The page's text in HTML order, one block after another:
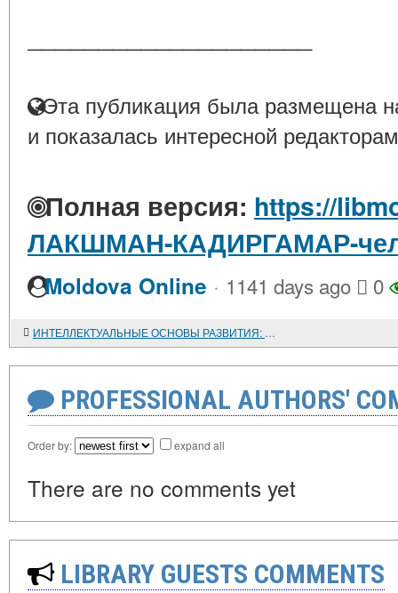
Эта публикация была размещена
и показалась интересной
Полная версия: https://
ЛАКШМАН-КАДИРГАМАР-
Moldova Online · 1141 days ago 0
ИНТЕЛЛЕКТУАЛЬНЫЕ ОСНОВЫ РАЗВИТИЯ: ПОВЕСТКА ДНЯ ДЛЯ СУБСАХАРСКОЙ АФРИКИ
PROFESSIONAL AUTHORS'
Order by: expand all
There are no comments yet
LIBRARY GUESTS COMMENTS